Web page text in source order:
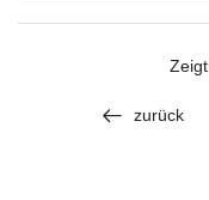
Zeigt
zurück